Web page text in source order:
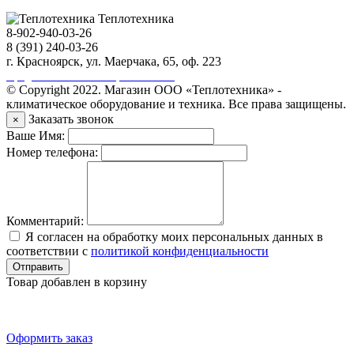
Теплотехника
8-902-940-03-26
8 (391) 240-03-26
г. Красноярск, ул. Маерчака, 65, оф. 223
© Copyright 2022. Магазин ООО «Теплотехника» -
климатическое оборудование и техника. Все права защищены.
×
Заказать звонок
Ваше Имя:
Номер телефона:
Комментарий:
Я согласен на обработку моих персональных данных в
соответствии с политикой конфиденциальности
Отправить
Товар добавлен в корзину
Оформить заказ